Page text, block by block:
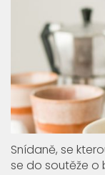
Snídaně, se
se do soutěže o